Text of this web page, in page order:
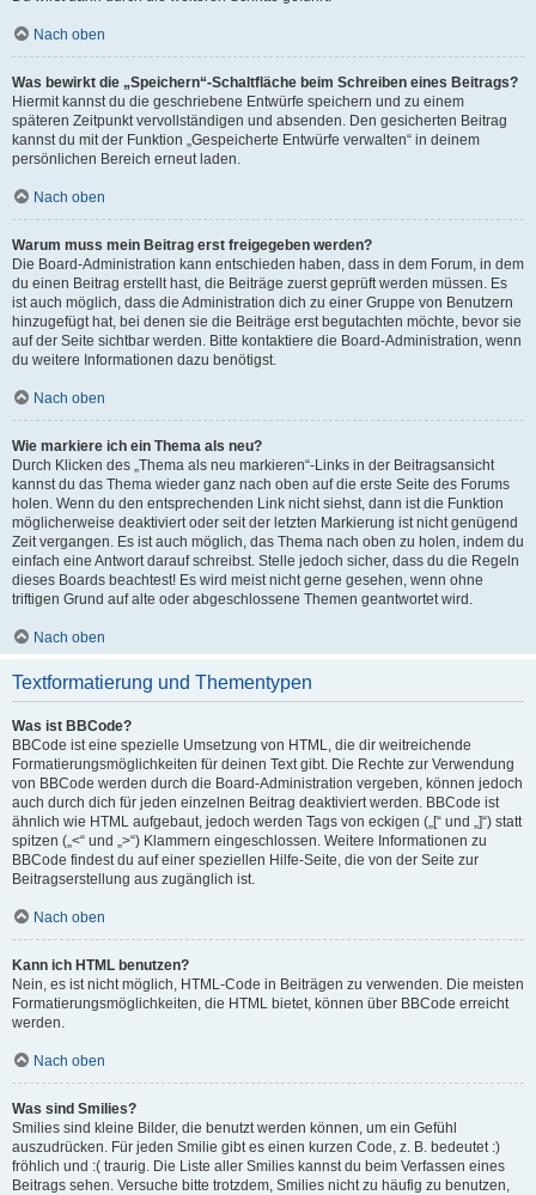
Nach oben
Was bewirkt die „Speichern“-Schaltfläche beim Schreiben eines Beitrags?
Hiermit kannst du die geschriebene Entwürfe speichern und zu einem
späteren Zeitpunkt vervollständigen und absenden. Den gesicherten Beitrag
kannst du mit der Funktion „Gespeicherte Entwürfe verwalten“ in deinem
persönlichen Bereich erneut laden.
Nach oben
Warum muss mein Beitrag erst freigegeben werden?
Die Board-Administration kann entschieden haben, dass in dem Forum, in dem
du einen Beitrag erstellt hast, die Beiträge zuerst geprüft werden müssen. Es
ist auch möglich, dass die Administration dich zu einer Gruppe von Benutzern
hinzugefügt hat, bei denen sie die Beiträge erst begutachten möchte, bevor sie
auf der Seite sichtbar werden. Bitte kontaktiere die Board-Administration, wenn
du weitere Informationen dazu benötigst.
Nach oben
Wie markiere ich ein Thema als neu?
Durch Klicken des „Thema als neu markieren“-Links in der Beitragsansicht
kannst du das Thema wieder ganz nach oben auf die erste Seite des Forums
holen. Wenn du den entsprechenden Link nicht siehst, dann ist die Funktion
möglicherweise deaktiviert oder seit der letzten Markierung ist nicht genügend
Zeit vergangen. Es ist auch möglich, das Thema nach oben zu holen, indem du
einfach eine Antwort darauf schreibst. Stelle jedoch sicher, dass du die Regeln
dieses Boards beachtest! Es wird meist nicht gerne gesehen, wenn ohne
triftigen Grund auf alte oder abgeschlossene Themen geantwortet wird.
Nach oben
Textformatierung und Thementypen
Was ist BBCode?
BBCode ist eine spezielle Umsetzung von HTML, die dir weitreichende
Formatierungsmöglichkeiten für deinen Text gibt. Die Rechte zur Verwendung
von BBCode werden durch die Board-Administration vergeben, können jedoch
auch durch dich für jeden einzelnen Beitrag deaktiviert werden. BBCode ist
ähnlich wie HTML aufgebaut, jedoch werden Tags von eckigen („[“ und „]“) statt
spitzen („<“ und „>“) Klammern eingeschlossen. Weitere Informationen zu
BBCode findest du auf einer speziellen Hilfe-Seite, die von der Seite zur
Beitragserstellung aus zugänglich ist.
Nach oben
Kann ich HTML benutzen?
Nein, es ist nicht möglich, HTML-Code in Beiträgen zu verwenden. Die meisten
Formatierungsmöglichkeiten, die HTML bietet, können über BBCode erreicht
werden.
Nach oben
Was sind Smilies?
Smilies sind kleine Bilder, die benutzt werden können, um ein Gefühl
auszudrücken. Für jeden Smilie gibt es einen kurzen Code, z. B. bedeutet :)
fröhlich und :( traurig. Die Liste aller Smilies kannst du beim Verfassen eines
Beitrags sehen. Versuche bitte trotzdem, Smilies nicht zu häufig zu benutzen,